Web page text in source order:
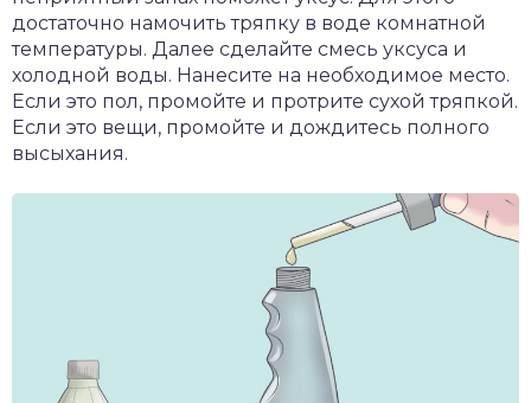
достаточно намочить тряпку в воде комнатной
температуры. Далее сделайте смесь уксуса и
холодной воды. Нанесите на необходимое место.
Если это пол, промойте и протрите сухой тряпкой.
Если это вещи, промойте и дождитесь полного
высыхания.